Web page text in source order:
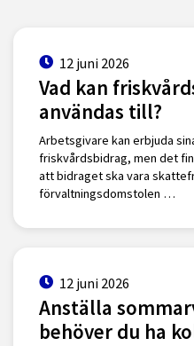
12 juni 2026
Vad kan
användas till?
Arbetsgivare kan erbjuda
friskvårdsbidrag, men det
att bidraget ska vara
förvaltningsdomstolen …
12 juni 2026
Anställa
behöver du ha